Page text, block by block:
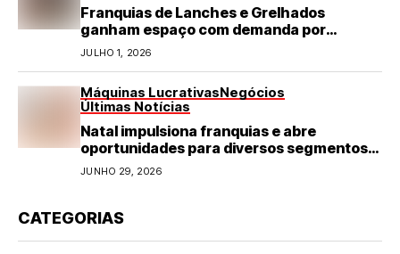
Franquias de Lanches e Grelhados
ganham espaço com demanda por
refeições rápidas e de qualidade
JULHO 1, 2026
Máquinas LucrativasNegócios
Últimas Notícias
Natal impulsiona franquias e abre
oportunidades para diversos segmentos
do varejo
JUNHO 29, 2026
CATEGORIAS